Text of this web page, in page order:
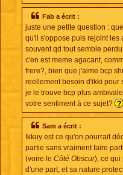
Fab a écrit :
juste une petite question :
qu'il s'oppose puis rejoint les
souvent qd tout semble
c'en est meme agacant,
frere?, bien que j'aime bcp
reellement besoin d'ikki pour
je le trouve bcp plus
votre sentiment à ce sujet?
Sam a écrit :
Ikkuy est ce qu'on pourrait
partie sans vraiment faire
(voire le Côté Obscur), ce qui
d'une part, et sa nature